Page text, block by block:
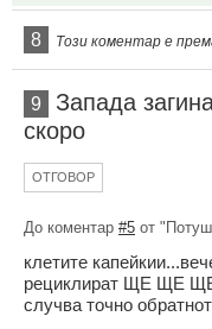
8 Този коментар е
9
Запада
скоро
ОТГОВОР
До коментар #5 от
клетите
рециклират ЩЕ ЩЕ ЩЕ
случва точно